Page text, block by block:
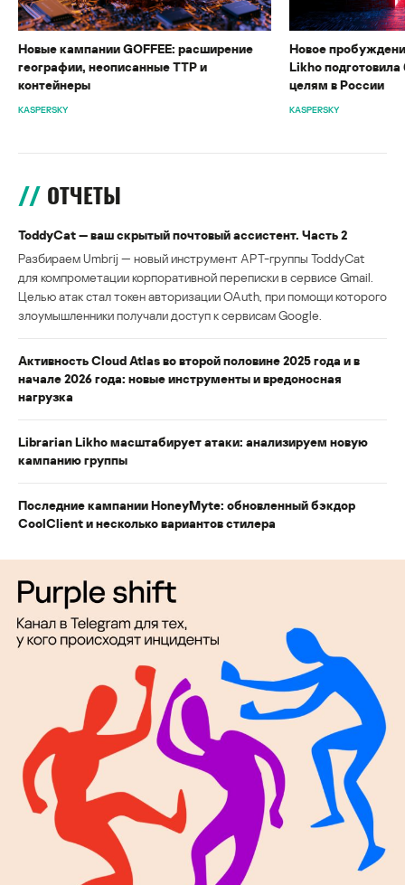
Новые кампании GOFFEE: расширение
географии, неописанные TTP и
контейнеры
KASPERSKY
Новое
Likho
целям в России
KASPERSKY
ОТЧЕТЫ
ToddyCat — ваш скрытый почтовый ассистент. Часть 2
Разбираем Umbrij — новый инструмент APT-группы ToddyCat
для компрометации корпоративной переписки в сервисе Gmail.
Целью атак стал токен авторизации OAuth, при помощи которого
злоумышленники получали доступ к сервисам Google.
Активность Cloud Atlas во второй половине 2025 года и в
начале 2026 года: новые инструменты и вредоносная
нагрузка
Librarian Likho масштабирует атаки: анализируем новую
кампанию группы
Последние кампании HoneyMyte: обновленный бэкдор
CoolClient и несколько вариантов стилера